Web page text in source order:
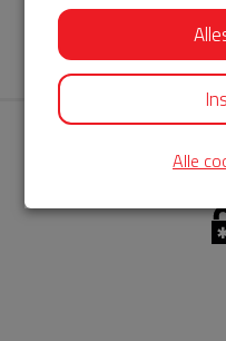
komende jaren.
levering en het
Alle